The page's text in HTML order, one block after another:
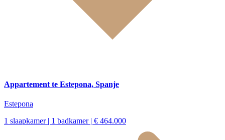
Appartement te Estepona, Spanje
Estepona
1 slaapkamer | 1 badkamer | € 464.000